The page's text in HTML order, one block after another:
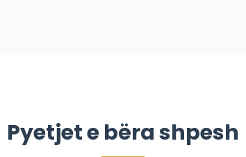
Pyetjet e bëra shpesh